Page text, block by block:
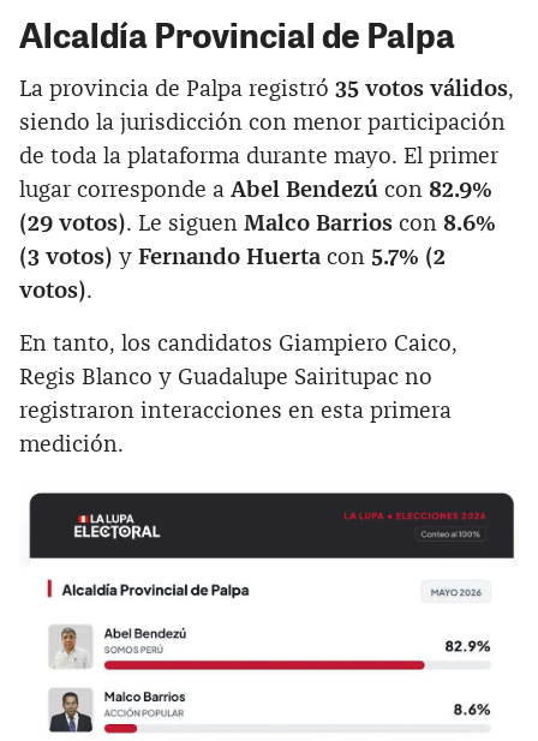
Alcaldía Provincial de Palpa
La provincia de Palpa registró 35 votos válidos,
siendo la jurisdicción con menor participación
de toda la plataforma durante mayo. El primer
lugar corresponde a Abel Bendezú con 82.9%
(29 votos). Le siguen Malco Barrios con 8.6%
(3 votos) y Fernando Huerta con 5.7% (2
votos).
En tanto, los candidatos Giampiero Caico,
Regis Blanco y Guadalupe Sairitupac no
registraron interacciones en esta primera
medición.